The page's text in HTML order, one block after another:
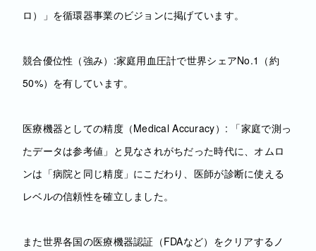
ロ）」を循環器事業のビジョンに掲げています。
競合優位性（強み）:家庭用血圧計で世界シェアNo.1（約
50%）を有しています。
医療機器としての精度（Medical Accuracy）: 「家庭で測っ
たデータは参考値」と見なされがちだった時代に、オムロ
ンは「病院と同じ精度」にこだわり、医師が診断に使える
レベルの信頼性を確立しました。
また世界各国の医療機器認証（FDAなど）をクリアするノ